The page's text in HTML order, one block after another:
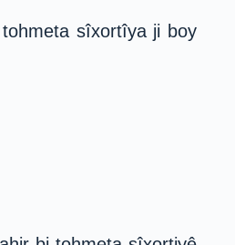
sîxortîya ji boy